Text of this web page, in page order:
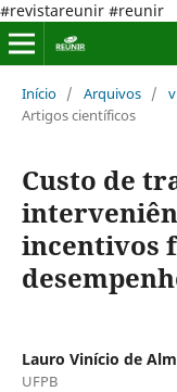
#revistareunir #reunir
Início / Arquivos /
Artigos científicos
Custo de
incentivos
Lauro Vinício de
UFPB